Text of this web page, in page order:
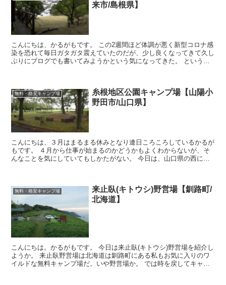
来市/島根県】
こんにちは、かるがもです。 この2週間ほど体調が悪く新型コロナ感
染を恐れて毎日ガタガタ震えていたのだが、少し良くなってきて久し
ぶりにブログでも書いてみようかという気になってきた。 というわ
無料・格安キャンプ場
糸根地区公園キャンプ場【山陽小
野田市/山口県】
こんにちは、３月はまるまる休みとなり連日ころころしているかるが
もです。 ４月から仕事が始まるのかどうかもよくわからないが、そ
んなことを気にしていてもしかたがない。 今日は、山口県の西にあ
無料・格安キャンプ場
来止臥(キトウシ)野営場【釧路町/
北海道】
こんにちは。かるがもです。 今日は来止臥(キトウシ)野営場を紹介し
ようか。 来止臥野営場は北海道は釧路町にある私もお気に入りのワ
イルドな無料キャンプ場だ。いや野営場か。 では時を戻してキャン